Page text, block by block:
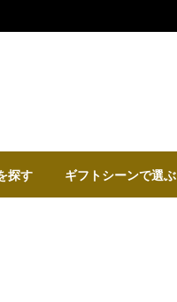
探す ギフトシーンで選ぶ